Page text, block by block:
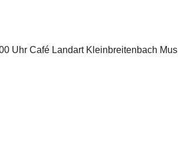
Uhr Café Landart Kleinbreitenbach